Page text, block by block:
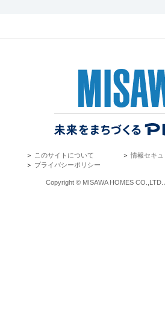
＞ このサイトについて ＞情報セキ
＞ プライバシーポリシー
Copyright © MISAWA HOMES CO.,LTD.